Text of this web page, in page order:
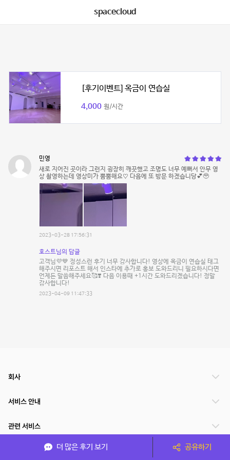
spacecloud
[후기이벤트] 옥금이 연습실
4,000 원/시간
민영
새로 지어진 곳이라 그런지 굉장히 깨끗했고 조명도 너무 예뻐서 안무 영
상 촬영하는데 영상미가 뿜뿜해요♡ 다음에 또 방문 하겠습니당💕🥹
2023-03-28 17:56:31
호스트님의 답글
고객님💜💙 정성스런 후기 너무 감사합니다! 영상에 옥금이 연습실 태그
해주시면 리포스트 해서 인스타에 추가로 홍보 도와드리니 필요하시다면
언제든 말씀해주세요🥰❣️ 다음 이용때 +1시간 도와드리겠습니다! 정말
감사합니다!
2023-04-09 11:47:33
더 많은 후기 보기 공유하기
회사
서비스 안내
관련 서비스